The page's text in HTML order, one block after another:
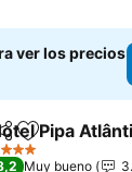
ver los precios
Añadir a
Pipa
Muy bueno